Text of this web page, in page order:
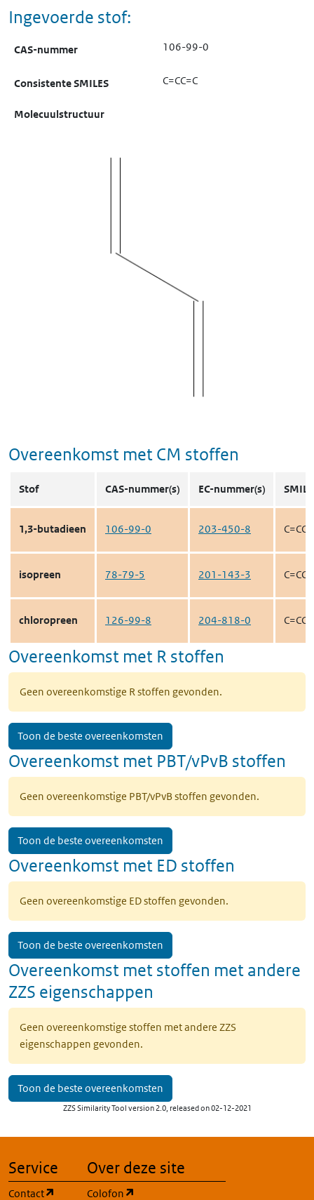
Ingevoerde stof:
CAS-nummer 106-99-0
Consistente SMILES C=CC=C
Molecuulstructuur
Overeenkomst met CM stoffen
Stof CAS-nummer(s) EC-nummer(s)
1,3-butadieen 106-99-0 203-450-8
isopreen 78-79-5 201-143-3
chloropreen 126-99-8 204-818-0
Overeenkomst met R stoffen
Geen overeenkomstige R stoffen gevonden.
Toon de beste overeenkomsten
Overeenkomst met PBT/vPvB stoffen
Geen overeenkomstige PBT/vPvB stoffen gevonden.
Toon de beste overeenkomsten
Overeenkomst met ED stoffen
Geen overeenkomstige ED stoffen gevonden.
Toon de beste overeenkomsten
Overeenkomst met stoffen met andere
ZZS eigenschappen
Geen overeenkomstige stoffen met andere ZZS
eigenschappen gevonden.
Toon de beste overeenkomsten
ZZS Similarity Tool version 2.0, released on 02-12-2021
Service
Contact (opent in een nieuw tabblad)
Over deze site
Colofon